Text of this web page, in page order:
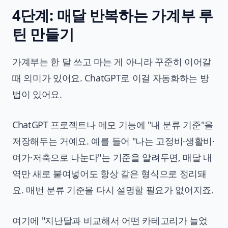
4단계: 매달 반복하는 가계부 루
틴 만들기
가계부는 한 달 쓰고 마는 게 아니라 꾸준히 이어갈
때 의미가 있어요. ChatGPT로 이걸 자동화하는 방
법이 있어요.
ChatGPT 프로젝트나 메모 기능에 "내 분류 기준"을
저장해두는 거예요. 예를 들어 "나는 고정비·생활비·
여가·저축으로 나눈다"는 기준을 알려두면, 매달 내
역만 새로 붙여넣어도 항상 같은 형식으로 정리돼
요. 매번 분류 기준을 다시 설명할 필요가 없어지죠.
여기에 "지난달과 비교해서 어떤 카테고리가 늘었